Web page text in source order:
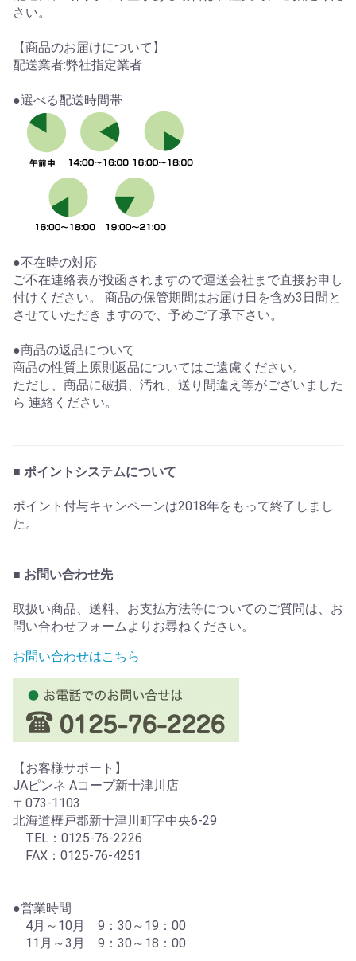
さい。
【商品のお届けについて】
配送業者:弊社指定業者
●選べる配送時間帯
●不在時の対応
ご不在連絡表が投函されますので運送会社まで直接お申し
付けください。 商品の保管期間はお届け日を含め3日間と
させていただき ますので、予めご了承下さい。
●商品の返品について
商品の性質上原則返品についてはご遠慮ください。
ただし、商品に破損、汚れ、送り間違え等がございました
ら 連絡ください。
■ ポイントシステムについて
ポイント付与キャンペーンは2018年をもって終了しまし
た。
■ お問い合わせ先
取扱い商品、送料、お支払方法等についてのご質問は、お
問い合わせフォームよりお尋ねください。
お問い合わせはこちら
【お客様サポート】
JAピンネ Aコープ新十津川店
〒073-1103
北海道樺戸郡新十津川町字中央6-29
TEL：0125-76-2226
FAX：0125-76-4251
●営業時間
4月～10月 9：30～19：00
11月～3月 9：30～18：00